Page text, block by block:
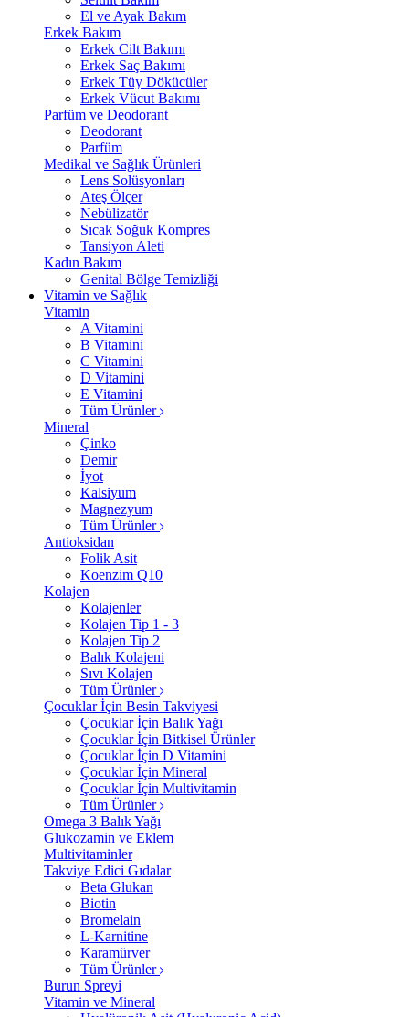
El ve Ayak Bakım
Erkek Bakım
Erkek Cilt Bakımı
Erkek Saç Bakımı
Erkek Tüy Dökücüler
Erkek Vücut Bakımı
Parfüm ve Deodorant
Deodorant
Parfüm
Medikal ve Sağlık Ürünleri
Lens Solüsyonları
Ateş Ölçer
Nebülizatör
Sıcak Soğuk Kompres
Tansiyon Aleti
Kadın Bakım
Genital Bölge Temizliği
Vitamin ve Sağlık
Vitamin
A Vitamini
B Vitamini
C Vitamini
D Vitamini
E Vitamini
Tüm Ürünler
Mineral
Çinko
Demir
İyot
Kalsiyum
Magnezyum
Tüm Ürünler
Antioksidan
Folik Asit
Koenzim Q10
Kolajen
Kolajenler
Kolajen Tip 1 - 3
Kolajen Tip 2
Balık Kolajeni
Sıvı Kolajen
Tüm Ürünler
Çocuklar İçin Besin Takviyesi
Çocuklar İçin Balık Yağı
Çocuklar İçin Bitkisel Ürünler
Çocuklar İçin D Vitamini
Çocuklar İçin Mineral
Çocuklar İçin Multivitamin
Tüm Ürünler
Omega 3 Balık Yağı
Glukozamin ve Eklem
Multivitaminler
Takviye Edici Gıdalar
Beta Glukan
Biotin
Bromelain
L-Karnitine
Karamürver
Tüm Ürünler
Burun Spreyi
Vitamin ve Mineral